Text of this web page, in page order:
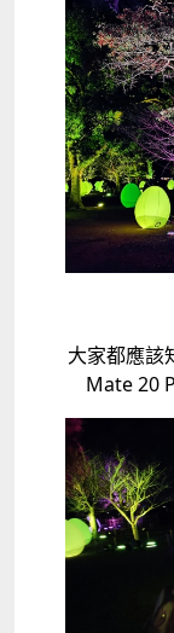
大家都應該
Mate 20